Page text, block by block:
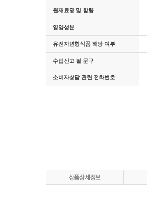
원재료명 및 함량
영양성분
유전자변형식품 해당 여부
수입신고 필 문구
소비자상담 관련 전화번호